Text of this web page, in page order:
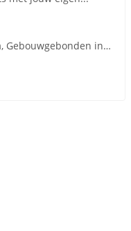
Elektrotechniek, Mechatronica, Gebouwgebonden installaties